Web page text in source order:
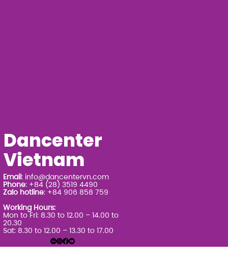
Dancenter
Vietnam
Email: info@dancentervn.com
Phone: +84 (28) 3519 4490
Zalo hotline: +84 906 858 759
Working Hours:
Mon to Fri: 8.30 to 12.00 – 14.00 to
20.30
Sat: 8.30 to 12.00 – 13.30 to 17.00